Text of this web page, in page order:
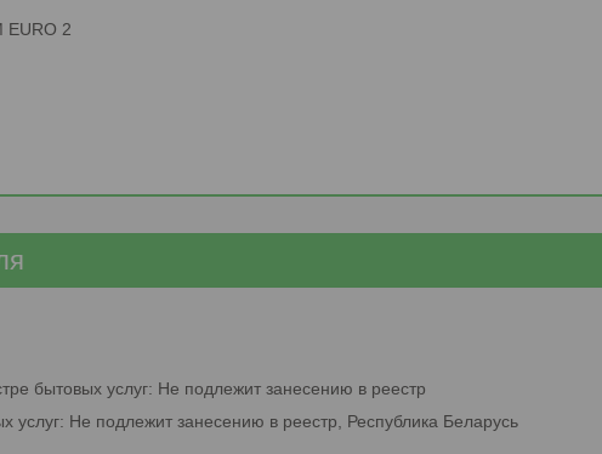
EURO 2
бытовых услуг: Не подлежит занесению в реестр
услуг: Не подлежит занесению в реестр, Республика Беларусь